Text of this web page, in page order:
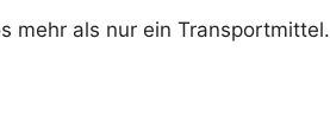
mehr als nur ein Transportmittel.